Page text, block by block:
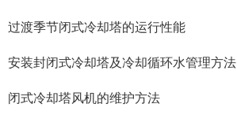
过渡季节闭式冷却塔的运行性能
安装封闭式冷却塔及冷却循环水管理方法
闭式冷却塔风机的维护方法